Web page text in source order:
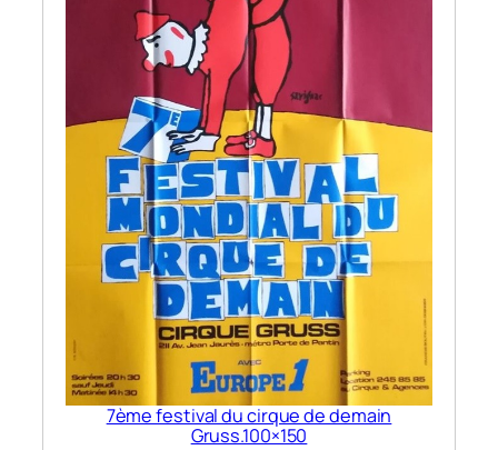
7ème festival du cirque de demain
Gruss.100×150